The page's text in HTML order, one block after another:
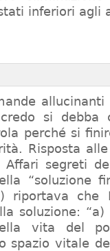
inferiori agli
si debba
perché si
Risposta
segreti
“soluzione
riportava che
soluzione:
vita del
spazio vitale